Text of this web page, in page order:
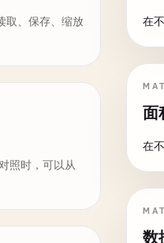
取、保存、缩放
照时，可以从
在
面
在
数